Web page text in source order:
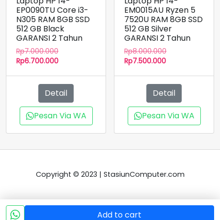
EP0090TU Core i3-
N305 RAM 8GB SSD
512 GB Black
GARANSI 2 Tahun
Rp7.000.000Harga
aslinya
Rp6.700.000Harga
adalah:
Rp6.700.000.
Detail
Pesan Via WA
EM0015AU Ryzen 5
7520U RAM 8GB SSD
512 GB Silver
GARANSI 2 Tahun
Rp8.000.000Harga
Rp7.500.000Harga
adalah:
Rp7.500.000.
Detail
Pesan Via WA
Copyright © 2023 | StasiunComputer.com
Add to cart